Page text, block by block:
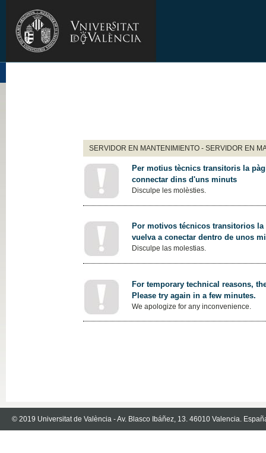
SERVIDOR EN MANTENIMIENTO - SERVIDOR EN
Per motius tècnics transitoris la
connectar dins d'uns minuts
Disculpe les molèsties.
Por motivos técnicos transitorios
vuelva a conectar dentro de unos
Disculpe las molestias.
For temporary technical reasons,
Please try again in a few minutes.
We apologize for any inconvenience.
© 2019 Universitat de València - Av. Blasco Ibáñez, 13. 46010 Valencia.